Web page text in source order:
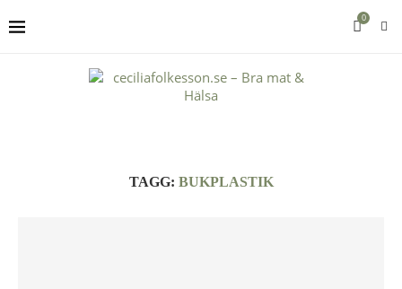
0
TAGG: BUKPLASTIK